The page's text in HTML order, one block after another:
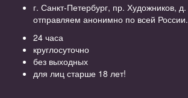
г. Санкт-Петербург, пр. Художников,
отправляем анонимно по всей России.
24 часа
круглосуточно
без выходных
для лиц старше 18 лет!